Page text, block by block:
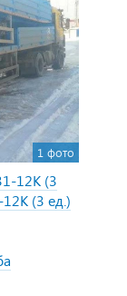
1 фото
12К (3
(3 ед.)